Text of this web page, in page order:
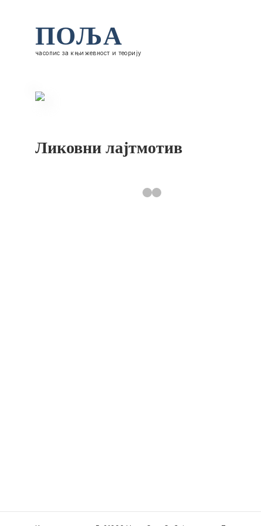
ПОЉА
часопис за књижевност и теорију
Ликовни лајтмотив